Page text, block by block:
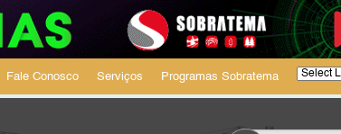
Fale Conosco Serviços Programas Sobratema